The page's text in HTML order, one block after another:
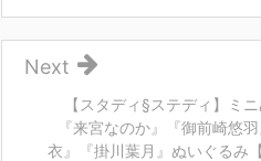
【スタディ§ステディ】ミ
『来宮なのか』『御前崎悠
衣』『掛川葉月』ぬいぐるみ
Next